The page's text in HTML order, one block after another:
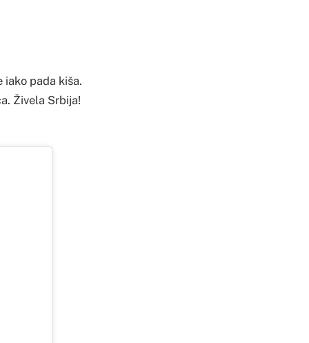
iako pada kiša.
Živela Srbija!